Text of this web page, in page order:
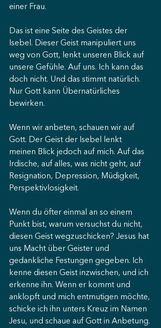
einer Frau.
Das ist eine Seite des Geistes der
Isebel. Dieser Geist manipuliert uns
weg von Gott, lenkt unseren Blick auf
unsere Gefühle. Auf uns. Ich kann das
doch nicht. Und das stimmt natürlich.
Nur Gott kann Übernatürliches
bewirken.
Wenn wir anbeten, schauen wir auf
Gott. Der Geist der Isebel lenkt
meinen Blick jedoch auf mich. Auf das
Irdische, auf alles, was nicht geht, auf
Resignation, Depression, Müdigkeit,
Perspektivlosigkeit.
Wenn du öfter einmal an so einem
Punkt bist, warum versuchst du nicht,
diesen Geist wegzuschicken? Jesus hat
uns Macht über Geister und
gedankliche Festungen gegeben. Ich
kenne diesen Geist inzwischen, und ich
erkenne ihn. Wenn er kommt und
anklopft und mich entmutigen möchte,
schicke ich ihn unters Kreuz im Namen
Jesu, und schaue auf Gott in Anbetung.